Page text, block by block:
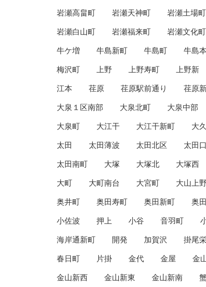
岩瀬高畠町
岩瀬天神町 岩瀬土場町
岩瀬白山町
岩瀬福来町 岩瀬文化町
牛ケ増
牛島新町 牛島町 牛島
梅沢町
上野 上野寿町 上野新
江本
荏原 荏原駅前通り 荏原
大泉１区南部
大泉北町 大泉中部
大泉町
大江干 大江干新町 大
太田
太田薄波 太田北区 太田
太田南町
大塚 大塚北 大塚西
大町
大町南台 大宮町 大山上野
奥井町
奥田寿町 奥田新町 奥
小佐波
押上 小谷 音羽町
海岸通新町
開発 加賀沢 掛尾
春日町
片掛 金代 金屋 金
金山新西
金山新東 金山新南